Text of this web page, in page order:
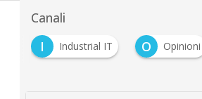
Canali
I
Industrial IT O Opinioni